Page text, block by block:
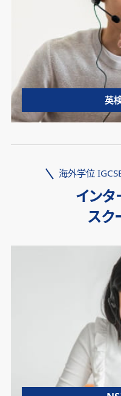
英
海外学位
インタ
スク